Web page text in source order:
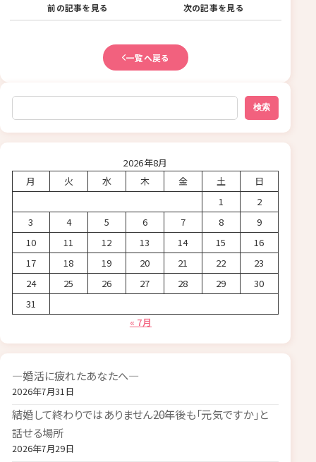
前の記事を見る 次の記事を見る
一覧へ戻る
検索
検索
2026年8月
月
火 水 木 金 土
日
1
2
3
4 5 6 7 8
9
10
11 12 13 14 15
16
17
18 19 20 21 22
23
24
25 26 27 28 29
30
31
« 7月
―婚活に疲れたあなたへ―
2026年7月31日
結婚して終わりではありません――20年後も「元気ですか」と
話せる場所
2026年7月29日